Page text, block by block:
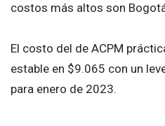
costos más altos son
El costo del de ACPM
estable en $9.065 con un
para enero de 2023.